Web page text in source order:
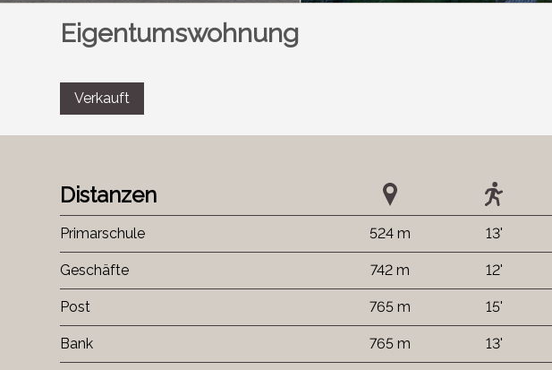
Eigentumswohnung
Verkauft
Distanzen
Primarschule 524 m 13'
Geschäfte 742 m 12'
Post 765 m 15'
Bank 765 m 13'